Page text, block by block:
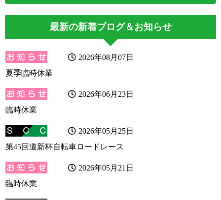
最新の新着ブログ＆お知らせ
2026年08月07日
夏季臨時休業
2026年06月23日
臨時休業
2026年05月25日
第45回道新杯自転車ロードレース
2026年05月21日
臨時休業